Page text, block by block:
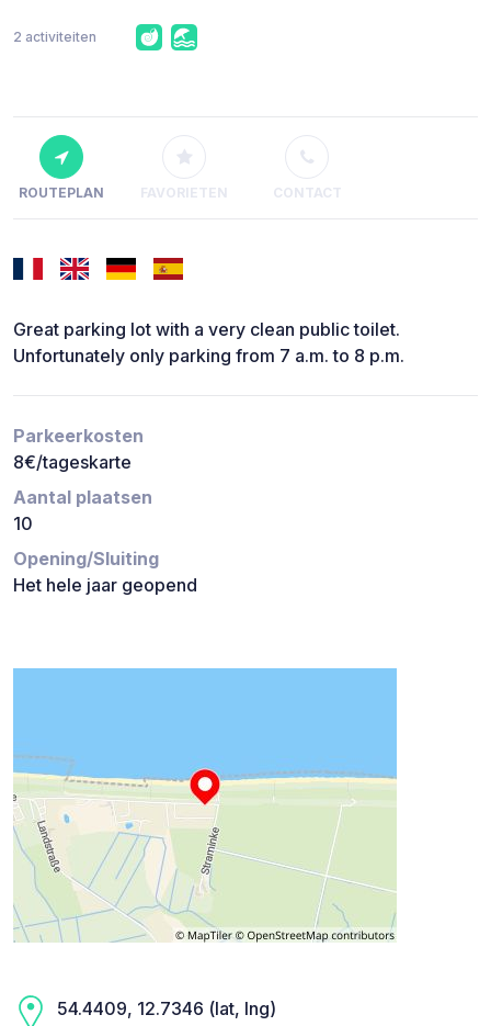
2 activiteiten
ROUTEPLAN FAVORIETEN CONTACT
Great parking lot with a very clean public toilet.
Unfortunately only parking from 7 a.m. to 8 p.m.
Parkeerkosten
8€/tageskarte
Aantal plaatsen
10
Opening/Sluiting
Het hele jaar geopend
54.4409, 12.7346 (lat, lng)